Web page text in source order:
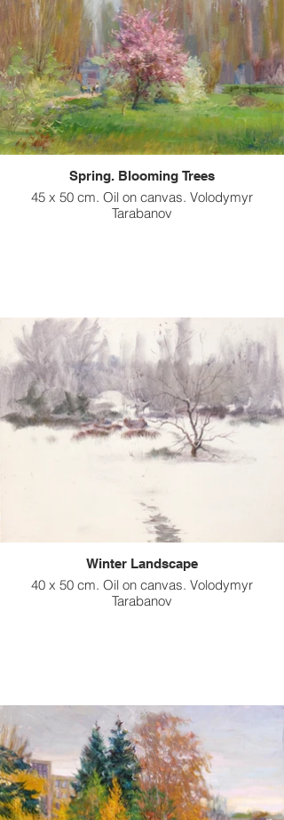
Spring. Blooming Trees
45 x 50 cm. Oil on canvas. Volodymyr
Tarabanov
Winter Landscape
40 x 50 cm. Oil on canvas. Volodymyr
Tarabanov